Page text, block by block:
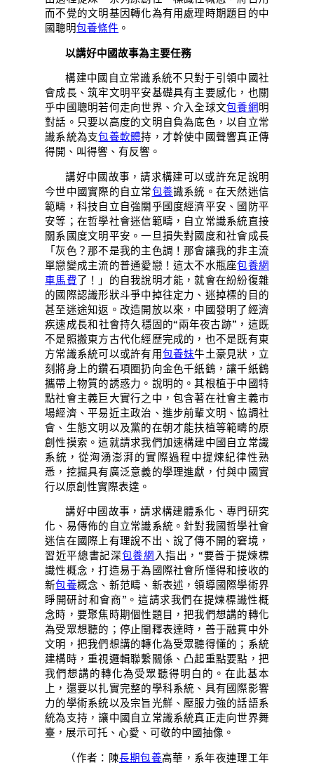
而不覺的文明基因轉化為有用處理時期題目的中
國聰明包養條件 。
以講好中國故事為主要任務
構建中國自立常識系統不只對于引領中國社
會成長、筑牢文明平安基礎具有主要感化，也關
乎中國聰明若何走向世界、介入全球文包養網明
對話。只要以高度的文明自負為底色，以自立常
識系統為支包養軟體持，才幹使中國聲響真正傳
得開、叫得響、有反響。
講好中國故事，請求構建可以或許充足說明
今世中國實際的自立常包養識系統。在天然迷信
範疇，科技自立自強關乎國度經濟平安、國防平
安等；在哲學社會迷信範疇，自立常識系統直接
關系國度文明平安。一旦損失對國度和社會成長
「灰色？那不是我的主色調！那會讓我的非主流
單戀變成主流的普通愛戀！這太不水瓶座包養網
車馬費了！」的自我說明才能，就會在紛紛復雜
的國際認識形狀斗爭中掉往定力、迷掉標的目的
甚至迷途知返。改造開放以來，中國發明了經濟
疾速成長和社會持久穩固的“兩年夜古跡”，這既
不是照搬東方古代化經歷完成的，也不是既有東
方常識系統可以或許有用包養妹牛土豪見狀，立
刻將身上的鑽石項圈扔向金色千紙鶴，讓千紙鶴
攜帶上物質的誘惑力。說明的。其根植于中國特
點社會主義巨大實行之中，包含著在社會主義市
場經濟、平易近主政治、進步前輩文明、協調社
會、生態文明以及黨的在朝才能扶植等範疇的原
創性摸索。這就請求我們加速構建中國自立常識
系統，從洶湧澎湃的實際過程中提煉紀律性熟
悉，挖掘具有廣泛意義的學理進獻，付與中國實
行以原創性實際表達。
講好中國故事，請求構建體系化、專門研究
化、易傳佈的自立常識系統。針對我國哲學社會
迷信在國際上有理說不出、說了傳不開的窘境，
習近平總書記深包養網 入指出，“要善于提煉標
識性概念，打造易于為國際社會所懂得和接收的
新包養概念、新范疇、新表述，領導國際學術界
睜開研討和會商”。這請求我們在提煉標識性概
念時，要聚焦時期個性題目，把我們想講的轉化
為受眾想聽的；停止闡釋表達時，善于融貫中外
文明，把我們想講的轉化為受眾聽得懂的；系統
建構時，重視邏輯聯繫關係、凸起重點要點，把
我們想講的轉化為受眾聽得明白的。在此基本
上，還要以扎實完整的學科系統、具有國際影響
力的學術系統以及宗旨光鮮、壓服力強的話語系
統為支持，讓中國自立常識系統真正走向世界舞
臺，展示可托、心愛、可敬的中國抽像。
（作者：陳長期包養高華，系年夜連理工年